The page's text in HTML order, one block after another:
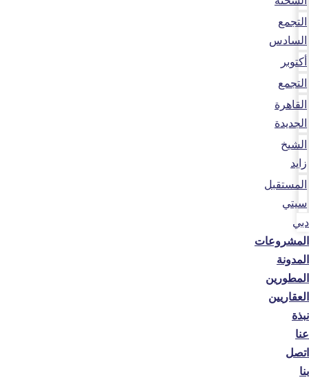
التجمع
السادس
أكتوبر
التجمع
القاهرة
الجديدة
الشيخ
زايد
المستقبل
سيتي
دبي
المشروعات
المدونة
المطورين
العقاريين
نبذة
عنا
اتصل
بنا